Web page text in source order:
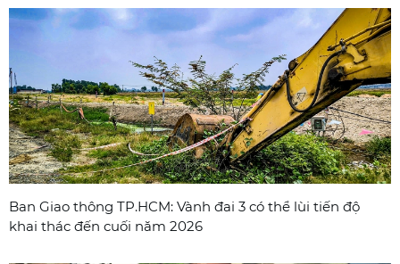
Ban Giao thông TP.HCM: Vành đai 3 có thể lùi tiến độ
khai thác đến cuối năm 2026